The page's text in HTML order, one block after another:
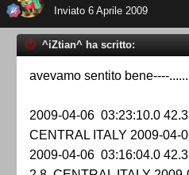
Inviato 6 Aprile 2009
^iZtian^ ha scritto:
avevamo sentito bene----
2009-04-06 03:23:10.0
CENTRAL ITALY 2009-04-
2009-04-06 03:16:04.0